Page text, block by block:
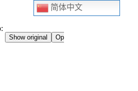
简体中文